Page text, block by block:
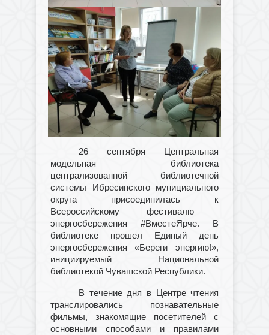
26 сентября Центральная
модельная библиотека
централизованной библиотечной
системы
Ибресинского мунициального
округа присоединилась к
Всероссийскому фестивалю
энергосбережения #ВместеЯрче. В
библиотеке прошел Единый день
энергосбережения «Береги энергию!»,
инициируемый Национальной
библиотекой Чувашской Республики.
В течение дня в Центре чтения
транслировались познавательные
фильмы, знакомящие посетителей с
основными способами и правилами